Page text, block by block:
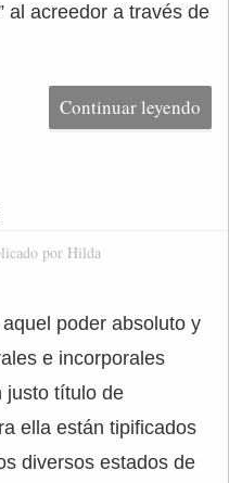
al acreedor a través de
Continuar leyendo
por Hilda
poder absoluto y
e incorporales
justo título de
ella están tipificados
diversos estados de